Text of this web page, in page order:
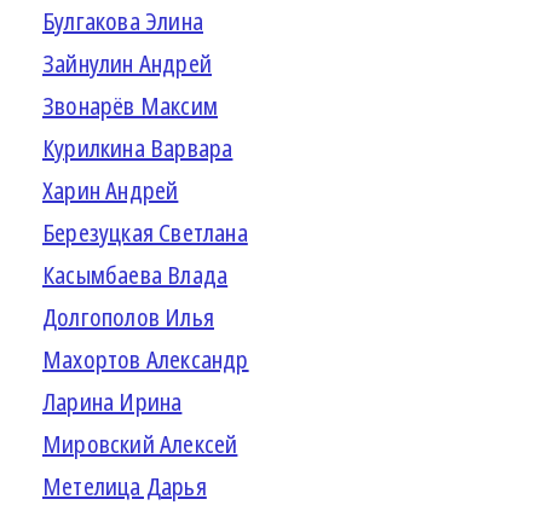
Булгакова Элина
Зайнулин Андрей
Звонарёв Максим
Курилкина Варвара
Харин Андрей
Березуцкая Светлана
Касымбаева Влада
Долгополов Илья
Махортов Александр
Ларина Ирина
Мировский Алексей
Метелица Дарья